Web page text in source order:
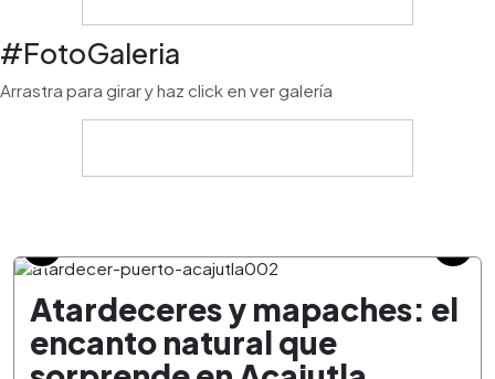
#FotoGaleria
Arrastra para girar y haz click en ver galería
Atardeceres y mapaches: el
encanto natural que